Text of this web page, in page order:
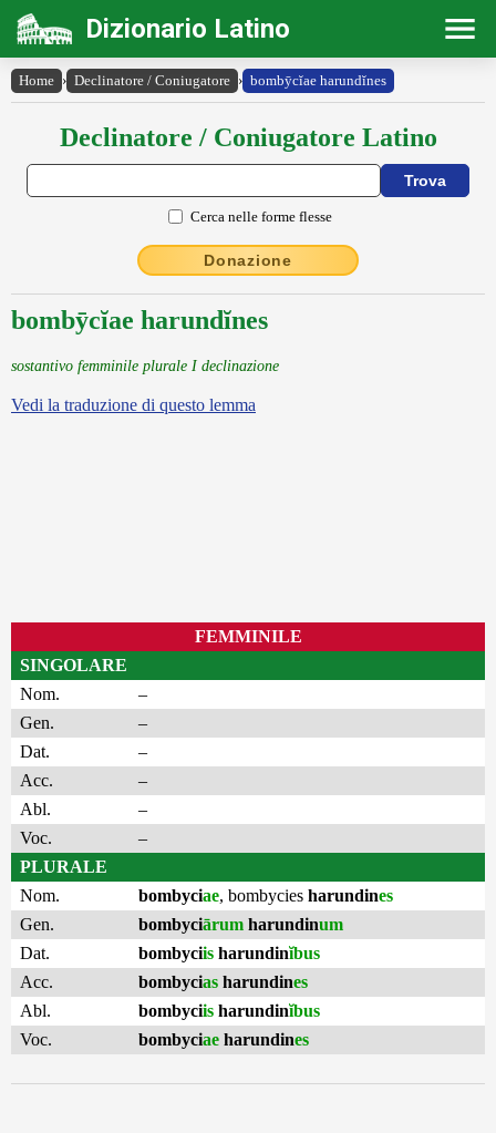
Dizionario Latino
Home › Declinatore / Coniugatore › bombȳcĭae harundĭnes
Declinatore / Coniugatore Latino
Cerca nelle forme flesse
Donazione
bombȳcĭae harundĭnes
sostantivo femminile plurale I declinazione
Vedi la traduzione di questo lemma
FEMMINILE
SINGOLARE
Nom.
–
Gen.
–
Dat.
–
Acc.
–
Abl.
–
Voc.
–
PLURALE
Nom.
bombyciae, bombycies harundines
Gen.
bombyciārum harundinum
Dat.
bombyciis harundinĭbus
Acc.
bombycias harundines
Abl.
bombyciis harundinĭbus
Voc.
bombyciae harundines